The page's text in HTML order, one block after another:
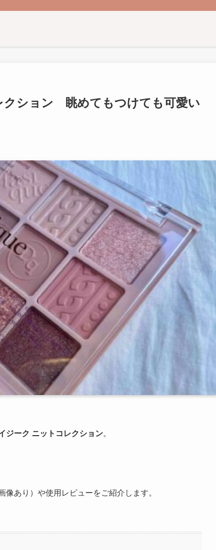
クション 眺めてもつけても可愛い
ジーク ニットコレクション。
あり）や使用レビューをご紹介します。